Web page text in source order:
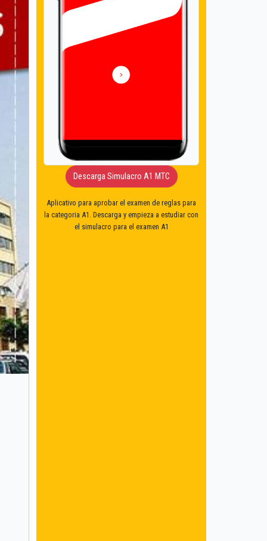
Descarga Simulacro A1 MTC
Aplicativo para aprobar el examen de reglas para
la categoria A1. Descarga y empieza a estudiar con
el simulacro para el examen A1